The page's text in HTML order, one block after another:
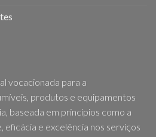
vocacionada para a
produtos e equipamentos
baseada em princípios como a
eficácia e excelência nos serviços